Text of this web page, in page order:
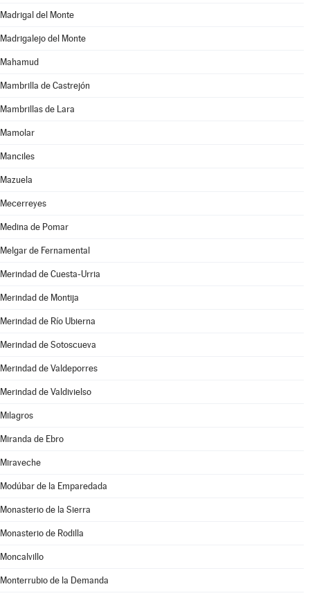
Madrigal del Monte
Madrigalejo del Monte
Mahamud
Mambrilla de Castrejón
Mambrillas de Lara
Mamolar
Manciles
Mazuela
Mecerreyes
Medina de Pomar
Melgar de Fernamental
Merindad de Cuesta-Urria
Merindad de Montija
Merindad de Río Ubierna
Merindad de Sotoscueva
Merindad de Valdeporres
Merindad de Valdivielso
Milagros
Miranda de Ebro
Miraveche
Modúbar de la Emparedada
Monasterio de la Sierra
Monasterio de Rodilla
Moncalvillo
Monterrubio de la Demanda